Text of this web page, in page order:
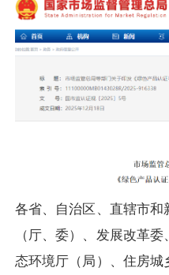
各省、自治区、直辖市
（厅、委）、发展改革
态环境厅（局）、住房